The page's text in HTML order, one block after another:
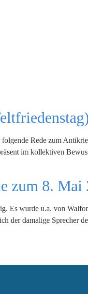
Rede zum
im kollektiven
zum 8. Mai
Es wurde u.a. von
der damalige Sprecher